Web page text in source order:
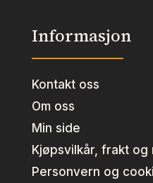
Informasjon
Kontakt oss
Om oss
Min side
Kjøpsvilkår, frakt og
Personvern og